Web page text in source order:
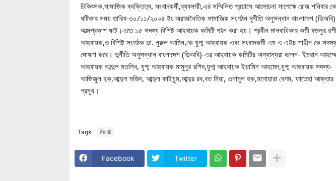
চিকিৎসক,সামাজিক ব্যক্তিত্ব, সংবাদকর্মী,ব্যবসায়ী,এর সম্মিলিত প্রয়াসে আলোচনা সাপেক্ষে রোজ শনিবার
ঘটিকার সময় তারিখ-৩০/১১/২০২৪ ইং অরাজনৈতিক সামাজিক সংগঠন দূর্নীতি অনুসন্ধান বাংলাদেশ
আত্মপ্রকাশ ঘটে।এতে ১৫ সদস্য বিশিষ্ট আহবায়ক কমিটি গঠন করা হয়। প্রবীন মানবাধিকার কর্মী বজলুর
আহবায়ক,ও বিশিষ্ট সংগঠক ডা. নুরুল আমিন,কে যুগ্ম আহবায়ক এবং সংবাদকর্মী এম এ এইচ শাহীন কে
ঘোষণা করে। দুর্নীতি অনুসন্ধান বাংলাদেশ (ডিঅবি)-এর আহবায়ক কমিটির অন্যান্যরা হলেন- ইমরান
আহবায়ক আব্দুল মতলিব, যুগ্ম আহবায়ক মামুনুর রশিদ,যুগ্ম আহবায়ক ইয়ামিন আহমেদ,যুগ্ম আহবায়ক সদস্য-
আজিজুল হক,আব্দুল মজিদ, আব্দুল কাইয়ুম,আব্দুর রব,বত মিয়া, এনামুল হক,মনোয়ারা বেগম, ফাতেহা আক্তার
প্রমুখ।
Tags সিলেট
Facebook Twitter